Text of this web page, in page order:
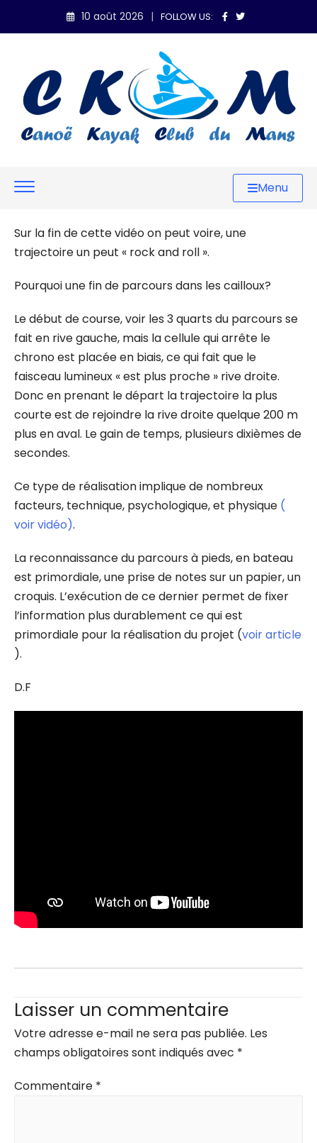
10 août 2026 FOLLOW US:
Menu
Sur la fin de cette vidéo on peut voire, une
trajectoire un peut « rock and roll ».
Pourquoi une fin de parcours dans les cailloux?
Le début de course, voir les 3 quarts du parcours se
fait en rive gauche, mais la cellule qui arrête le
chrono est placée en biais, ce qui fait que le
faisceau lumineux « est plus proche » rive droite.
Donc en prenant le départ la trajectoire la plus
courte est de rejoindre la rive droite quelque 200 m
plus en aval. Le gain de temps, plusieurs dixièmes de
secondes.
Ce type de réalisation implique de nombreux
facteurs, technique, psychologique, et physique (
voir vidéo).
La reconnaissance du parcours à pieds, en bateau
est primordiale, une prise de notes sur un papier, un
croquis. L’exécution de ce dernier permet de fixer
l’information plus durablement ce qui est
primordiale pour la réalisation du projet (voir article
).
D.F
Laisser un commentaire
Votre adresse e-mail ne sera pas publiée. Les
champs obligatoires sont indiqués avec *
Commentaire *